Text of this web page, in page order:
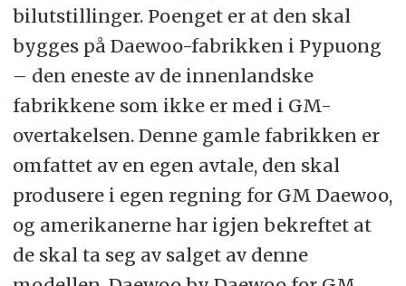
bilutstillinger. Poenget er at den skal
bygges på Daewoo-fabrikken i Pypuong
– den eneste av de innenlandske
fabrikkene som ikke er med i GM-
overtakelsen. Denne gamle fabrikken er
omfattet av en egen avtale, den skal
produsere i egen regning for GM Daewoo,
og amerikanerne har igjen bekreftet at
de skal ta seg av salget av denne